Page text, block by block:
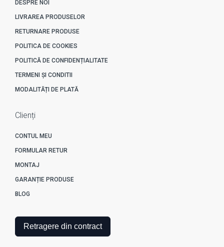
DESPRE NOI
LIVRAREA PRODUSELOR
RETURNARE PRODUSE
POLITICA DE COOKIES
POLITICĂ DE CONFIDENȚIALITATE
TERMENI ȘI CONDITII
MODALITĂȚI DE PLATĂ
Clienți
CONTUL MEU
FORMULAR RETUR
MONTAJ
GARANȚIE PRODUSE
BLOG
Retragere din contract